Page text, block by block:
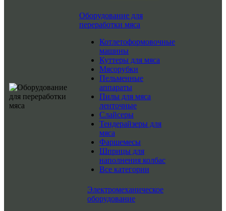
Оборудование для
переработки мяса
Котлетоформовочные
машины
Куттеры для мяса
Мясорубки
Пельменные
аппараты
Пилы для мяса
ленточные
Слайсеры
Тендерайзеры для
мяса
Фаршемесы
Шприцы для
наполнения колбас
Все категории
Электромеханическое
оборудование